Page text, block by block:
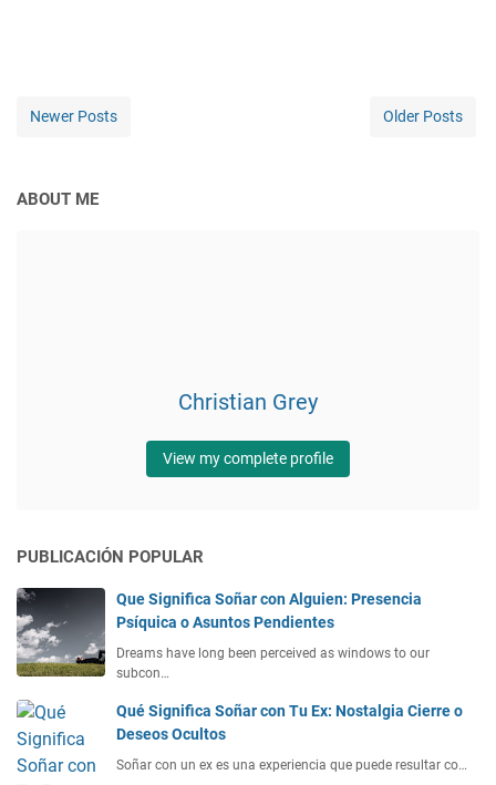
Newer Posts Older Posts
ABOUT ME
Christian Grey
View my complete profile
PUBLICACIÓN POPULAR
Que Significa Soñar con Alguien: Presencia
Psíquica o Asuntos Pendientes
Dreams have long been perceived as windows to our
subcon…
Qué Significa Soñar con Tu Ex: Nostalgia Cierre o
Deseos Ocultos
Soñar con un ex es una experiencia que puede resultar co…